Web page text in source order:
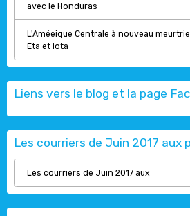
avec le Honduras
L'Améeique Centrale à nouveau
Eta et Iota
Liens vers le blog et la page
Les courriers de Juin 2017 aux
Les courriers de Juin 2017 aux